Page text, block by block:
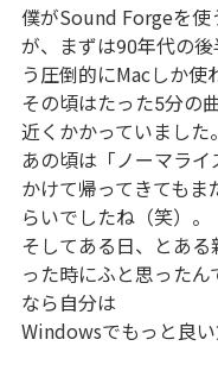
僕がSound Forgeを使
が、まずは90年代の
う圧倒的にMacしか使
その頃はたった5分の
近くかかっていました。
あの頃は「ノーマラ
かけて帰ってきてもま
らいでしたね（笑）。
そしてある日、とあ
った時にふと思った
なら自分は
Windowsでもっと良い